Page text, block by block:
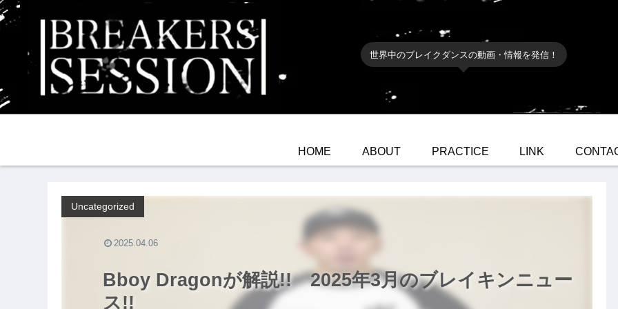
世界中のブレイクダンスの動画・情報を発信！
HOME ABOUT PRACTICE LINK
Bboy Dragonが解説!! 2025年3月のブレイキンニュー
ス!!
Uncategorized
2025.04.06